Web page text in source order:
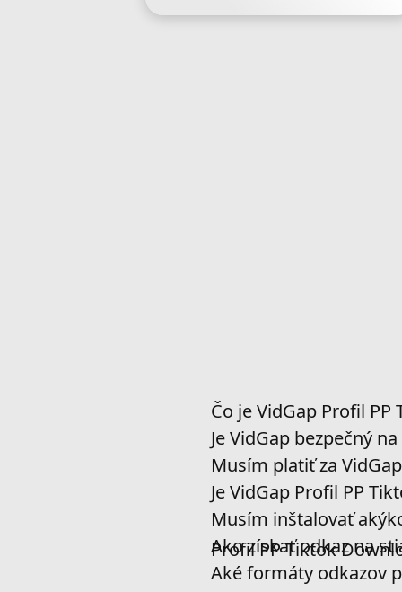
Čo je VidGap Profil
Je VidGap bezpečný
Musím platiť za
Je VidGap Profil PP
Musím inštalovať
Profil PP Tiktok
Ako získať odkaz na
Aké formáty odkazov